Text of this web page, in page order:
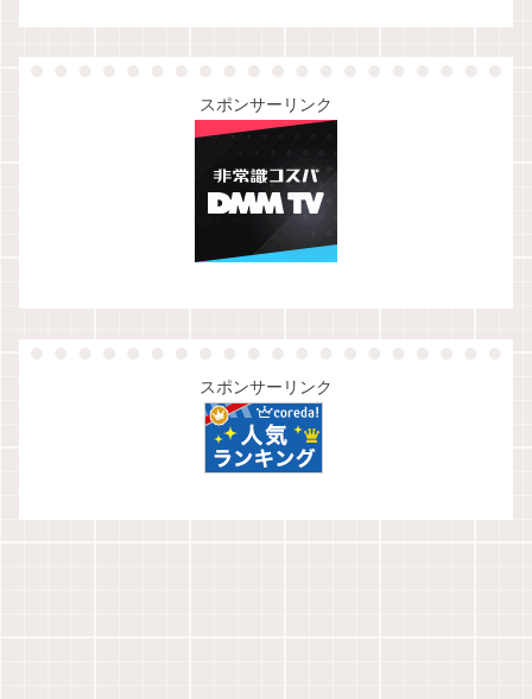
スポンサーリンク
スポンサーリンク